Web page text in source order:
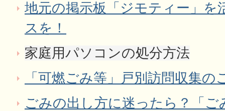
地元の掲示板「ジモティー」を
スを！
家庭用パソコンの処分方法
「可燃ごみ等」戸別訪問収集の
ごみの出し方に迷ったら？「ご